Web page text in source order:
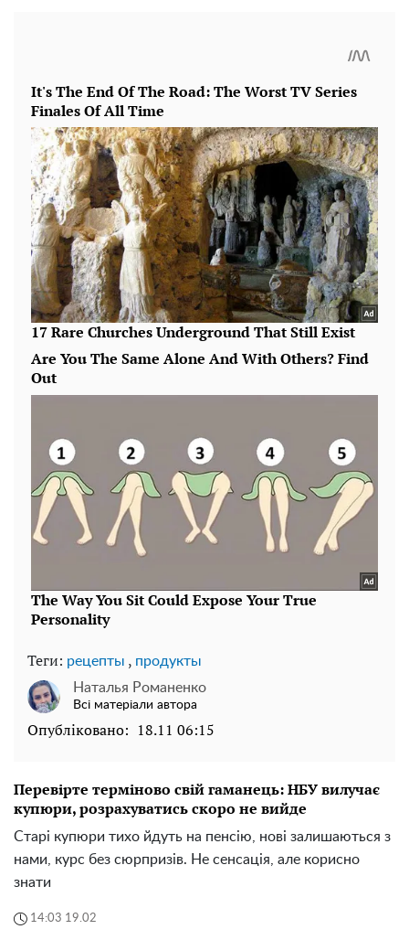
Теги: рецепты , продукты
Наталья Романенко
Всі матеріали автора
Опубліковано: 18.11 06:15
Перевірте терміново свій гаманець: НБУ вилучає
купюри, розрахуватись скоро не вийде
Старі купюри тихо йдуть на пенсію, нові залишаються з
нами, курс без сюрпризів. Не сенсація, але корисно
знати
14:03 19.02